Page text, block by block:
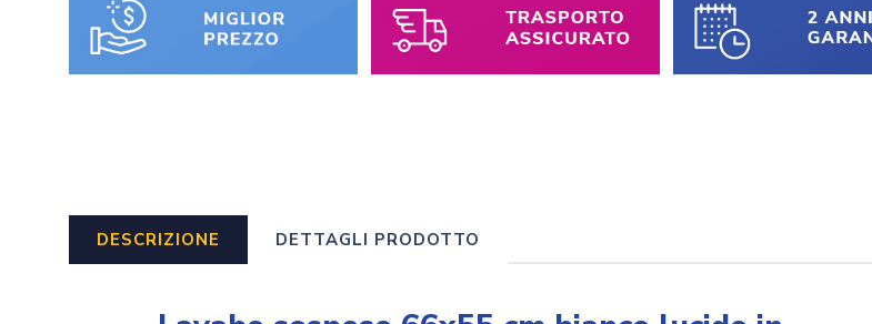
DESCRIZIONE DETTAGLI PRODOTTO